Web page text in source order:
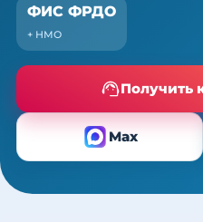
ФИС ФРДО
+ НМО
Получить
Max